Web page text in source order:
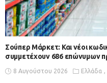
Σούπερ Μάρκετ: Και νέοι
συμμετέχουν 686 επώνυμων
8 Αυγούστου 2026 Ελλάδα